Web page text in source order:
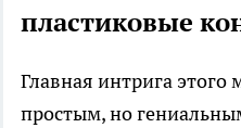
пластиковые
Главная интрига этого
простым, но